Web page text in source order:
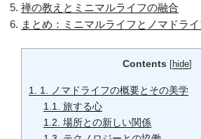
禅の教えとミニマルライフの融合
まとめ：ミニマルライフとノマドラ
Contents [hide]
1.
1. ノマドライフの概要とその美学
1.1.
旅する心
1.2. 場所との新しい関係